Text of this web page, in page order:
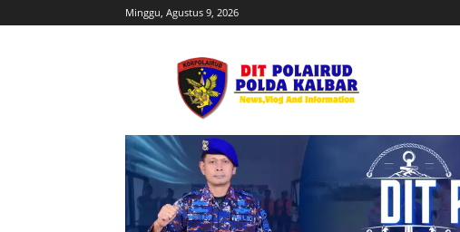
Minggu, Agustus 9, 2026
cuaca